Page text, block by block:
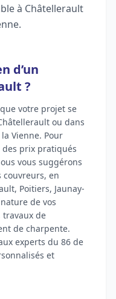
à Châtellerault
d’un
?
votre projet se
ou dans
Vienne. Pour
prix pratiqués
vous suggérons
en
Poitiers, Jaunay-
de vos
de
de charpente.
experts du 86 de
et